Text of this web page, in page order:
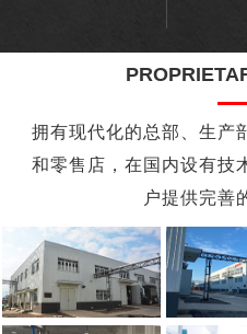
拥有现代化的总部、生产
和零售店，在国内设有技
户提供完善